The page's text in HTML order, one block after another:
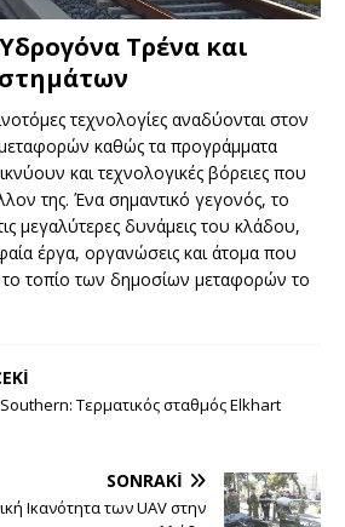
Τρένα και
τεχνολογίες αναδύονται στον
καθώς τα προγράμματα
και τεχνολογικές βόρειες που
της. Ένα σημαντικό γεγονός, το
μεγαλύτερες δυνάμεις του κλάδου,
έργα, οργανώσεις και άτομα που
τοπίο των δημοσίων μεταφορών το
Τερματικός σταθμός Elkhart
SONRAKI
Ικανότητα των UAV στην